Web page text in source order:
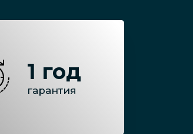
1 год
гарантия